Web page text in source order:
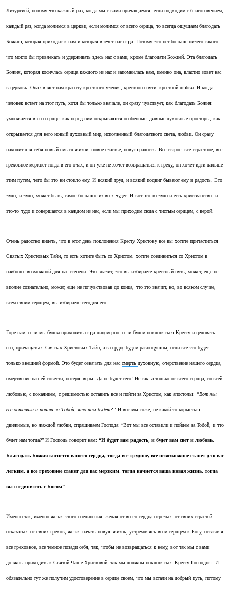
Литургией, потому что каждый раз, когда мы с вами причащаемся, если подходим с благоговением,
каждый раз, когда молимся в церкви, если молимся от всего сердца, то всегда ощущаем благодать
Божию, которая приходит к нам и которая влечет нас сюда. Потому что нет больше ничего такого,
что могло бы привлекать и удерживать здесь нас с вами, кроме благодати Божией. Эта благодать
Божия, которая коснулась сердца каждого из нас и запомнилась нам, именно она, властно зовет нас
в церковь. Она являет нам красоту крестного учения, крестного пути, крестной любви. И когда
человек встает на этот путь, хотя бы только вначале, он сразу чувствует, как благодать Божия
умножается в его сердце, как перед ним открываются особенные, дивные духовные просторы, как
открывается для него новый духовный мир, исполненный благодатного света, любви. Он сразу
находит для себя новый смысл жизни, новое счастье, новую радость. Все старое, все страстное, все
греховное меркнет тогда в его очах, и он уже не хочет возвращаться к греху, он хочет идти дальше
этим путем, чего бы это ни стоило ему. И всякий труд, и всякий подвиг бывают ему в радость. Это
чудо, и чудо, может быть, самое большое из всех чудес. И вот это-то чудо и есть христианство, и
это-то чудо и совершается в каждом из нас, если мы приходим сюда с чистым сердцем, с верой.
Очень радостно видеть, что в этот день поклонения Кресту Христову все вы хотите причаститься
Святых Христовых Тайн, то есть хотите быть со Христом, хотите соединиться со Христом в
наиболее возможной для нас степени. Это значит, что вы избираете крестный путь, может, еще не
вполне сознательно, может, еще не почувствовав до конца, что это значит, но, во всяком случае,
всем своим сердцем, вы избираете сегодня его.
Горе нам, если мы будем приходить сюда лицемерно, если будем поклоняться Кресту и целовать
его, причащаться Святых Христовых Тайн, а в сердце будем равнодушны, если все это будет
только внешней формой. Это будет означать для нас смерть духовную, очерствение нашего сердца,
омертвение нашей совести, потерю веры. Да не будет сего! Не так, а только от всего сердца, со всей
любовью, с покаянием, с решимостью оставить все и пойти за Христом, как апостолы: “Вот мы
все оставили и пошли за Тобой, что нам будет?” И вот мы тоже, не какой-то корыстью
движимые, но жаждой любви, спрашиваем Господа: “Вот мы все оставили и пойдем за Тобой, и что
будет нам тогда?” И Господь говорит нам: “И будет вам радость, и будет вам свет и любовь.
Благодать Божия коснется вашего сердца, тогда все трудное, все невозможное станет для вас
легким, а все греховное станет для вас мерзким, тогда начнется ваша новая жизнь, тогда
вы соединитесь с Богом”
Именно так, именно желая этого соединения, желая от всего сердца отречься от своих страстей,
отказаться от своих грехов, желая начать новую жизнь, устремляясь всем сердцем к Богу, оставляя
все греховное, все темное позади себя, так, чтобы не возвращаться к нему, вот так мы с вами
должны приходить к Святой Чаше Христовой, так мы должны поклоняться Кресту Господню. И
обязательно тут же получим удостоверение в сердце своем, что мы встали на добрый путь, потому